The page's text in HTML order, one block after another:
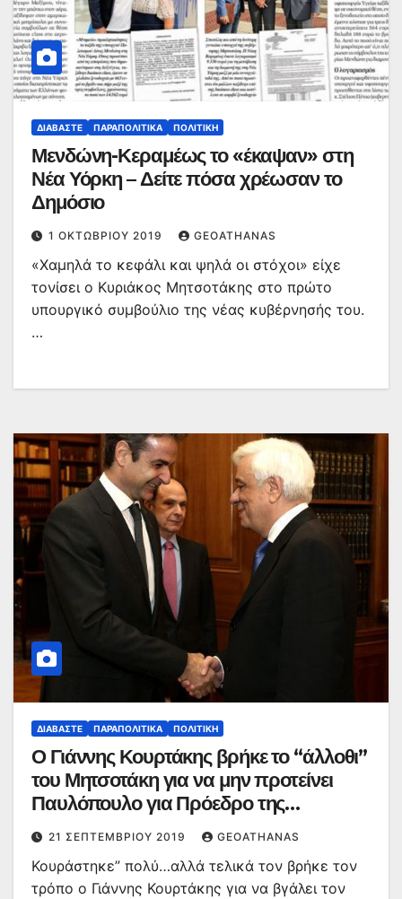
ΔΙΑΒΆΣΤΕ ΠΑΡΑΠΟΛΙΤΙΚΆ ΠΟΛΙΤΙΚΉ
Μενδώνη-Κεραμέως το «έκαψαν» στη
Νέα Υόρκη – Δείτε πόσα χρέωσαν το
Δημόσιο
1 ΟΚΤΩΒΡΊΟΥ 2019 GEOATHANAS
«Χαμηλά το κεφάλι και ψηλά οι στόχοι» είχε
τονίσει ο Κυριάκος Μητσοτάκης στο πρώτο
υπουργικό συμβούλιο της νέας κυβέρνησής του.
…
ΔΙΑΒΆΣΤΕ ΠΑΡΑΠΟΛΙΤΙΚΆ ΠΟΛΙΤΙΚΉ
Ο Γιάννης Κουρτάκης βρήκε το “άλλοθι”
του Μητσοτάκη για να μην προτείνει
Παυλόπουλο για Πρόεδρο της
Δημοκρατίας – Τι σκαρφίστηκε
21 ΣΕΠΤΕΜΒΡΊΟΥ 2019 GEOATHANAS
Κουράστηκε” πολύ…αλλά τελικά τον βρήκε τον
τρόπο ο Γιάννης Κουρτάκης για να βγάλει τον